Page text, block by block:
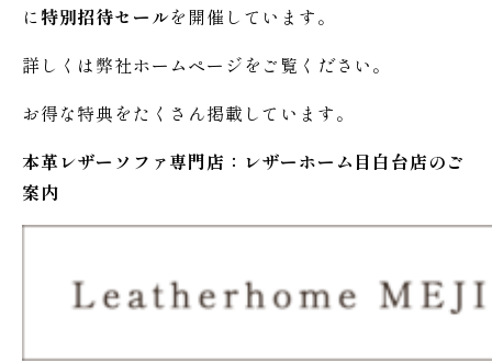
に特別招待セールを開催しています。
詳しくは弊社ホームページをご覧ください。
お得な特典をたくさん掲載しています。
本革レザーソファ専門店：レザーホーム 目白台店のご
案内